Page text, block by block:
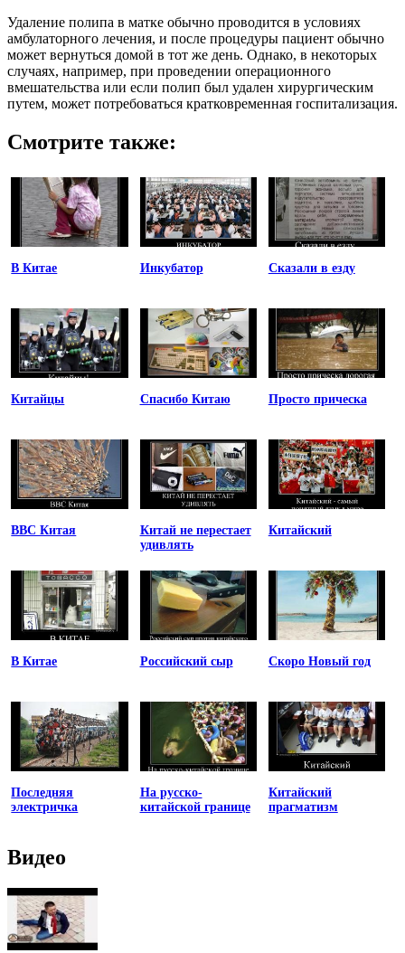
Удаление полипа в матке обычно проводится в условиях
амбулаторного лечения, и после процедуры пациент обычно
может вернуться домой в тот же день. Однако, в некоторых
случаях, например, при проведении операционного
вмешательства или если полип был удален хирургическим
путем, может потребоваться кратковременная госпитализация.
Смотрите также:
В Китае Инкубатор Сказали в езду
Китайцы Спасибо Китаю Просто прическа
ВВС Китая
Китай не перестает
удивлять
Китайский
В Китае Российский сыр Скоро Новый год
Последняя
электричка
На русско-
китайской границе
Китайский
прагматизм
Видео